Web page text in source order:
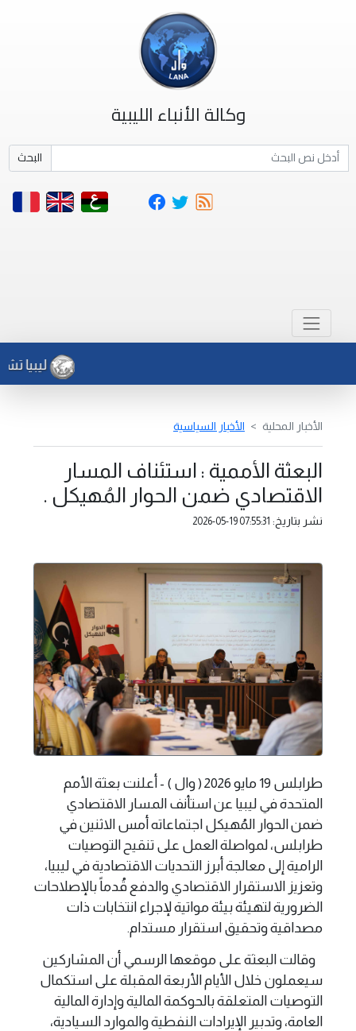
وكالة الأنباء الليبية
البحث
ليبيا
الأخبار المحلية الأخبار السياسية
البعثة الأممية : استئناف المسار
الاقتصادي ضمن الحوار المُهيكل .
نشر بتاريخ: 2026-05-19 07:55:31
طرابلس 19 مايو 2026 ( وال ) - أعلنت بعثة الأمم
المتحدة في ليبيا عن استأنف المسار الاقتصادي
ضمن الحوار المُهيكل اجتماعاته أمس الاثنين في
طرابلس، لمواصلة العمل على تنقيح التوصيات
الرامية إلى معالجة أبرز التحديات الاقتصادية في ليبيا،
وتعزيز الاستقرار الاقتصادي والدفع قُدماً بالإصلاحات
الضرورية لتهيئة بيئة مواتية لإجراء انتخابات ذات
مصداقية وتحقيق استقرار مستدام.
وقالت البعثة على موقعها الرسمي أن المشاركين
سيعملون خلال الأيام الأربعة المقبلة على استكمال
التوصيات المتعلقة بالحوكمة المالية وإدارة المالية
العامة، وتدبير الإيرادات النفطية والموارد السيادية،